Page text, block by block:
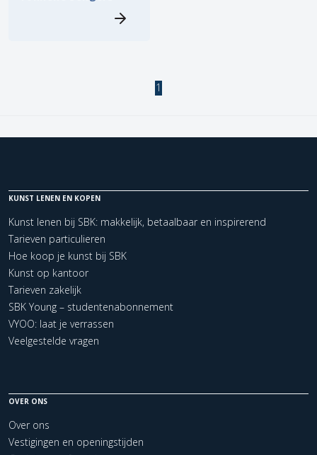
1
KUNST LENEN EN KOPEN
Kunst lenen bij SBK: makkelijk, betaalbaar en inspirerend
Tarieven particulieren
Hoe koop je kunst bij SBK
Kunst op kantoor
Tarieven zakelijk
SBK Young – studentenabonnement
VYOO: laat je verrassen
Veelgestelde vragen
OVER ONS
Over ons
Vestigingen en openingstijden